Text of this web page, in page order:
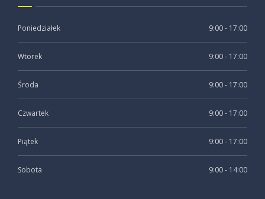
Poniedziałek 9:00 - 17:00
Wtorek 9:00 - 17:00
Środa 9:00 - 17:00
Czwartek 9:00 - 17:00
Piątek 9:00 - 17:00
Sobota 9:00 - 14:00